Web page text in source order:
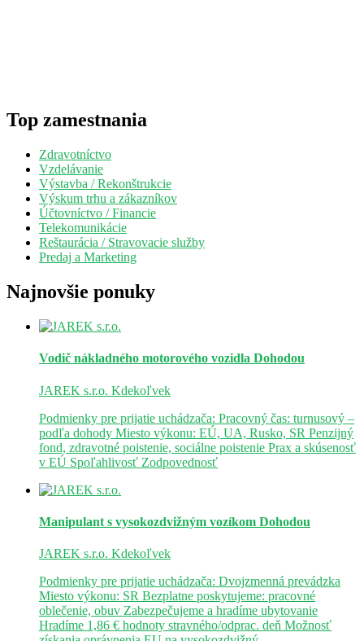
Top zamestnania
Zdravotníctvo
Vzdelávanie
Výstavba / Rekonštrukcie
Výskum trhu a zákazníkov
Účtovníctvo / Financie
Telekomunikácie
Reštaurácia / Stravovacie služby
Predaj a Marketing
Najnovšie ponuky
Vodič nákladného motorového vozidla Dohodou
JAREK s.r.o. Kdekoľvek
Podmienky pre prijatie uchádzača: Pracovný čas: turnusový –
podľa dohody Miesto výkonu: EÚ, UA, Rusko, SR Penzijný
fond, zdravotné poistenie, sociálne poistenie Prax a skúsenosť
v EÚ Spoľahlivosť Zodpovednosť
Manipulant s vysokozdvižným vozíkom Dohodou
JAREK s.r.o. Kdekoľvek
Podmienky pre prijatie uchádzača: Dvojzmenná prevádzka
Miesto výkonu: SR Bezplatne poskytujeme: pracovné
oblečenie, obuv Zabezpečujeme a hradíme ubytovanie
Hradíme 1,86 € hodnoty stravného/odprac. deň Možnosť